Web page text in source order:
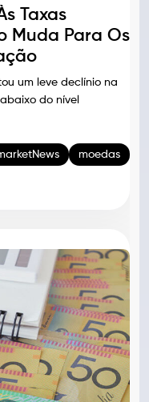
Taxas
Muda Para Os
um leve declínio na
do nível
moedas